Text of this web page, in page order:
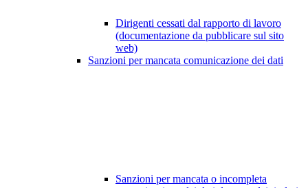
Dirigenti cessati dal rapporto di lavoro
(documentazione da pubblicare sul sito
web)
Sanzioni per mancata comunicazione dei dati
Sanzioni per mancata o incompleta